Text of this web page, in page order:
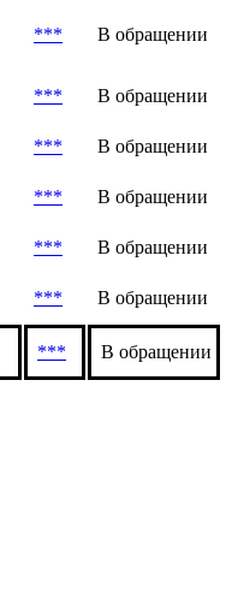
*** В обращении
***
В обращении
***
В обращении
***
В обращении
***
В обращении
*** В обращении
*** В обращении